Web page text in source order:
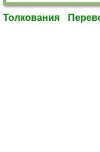
Толкования